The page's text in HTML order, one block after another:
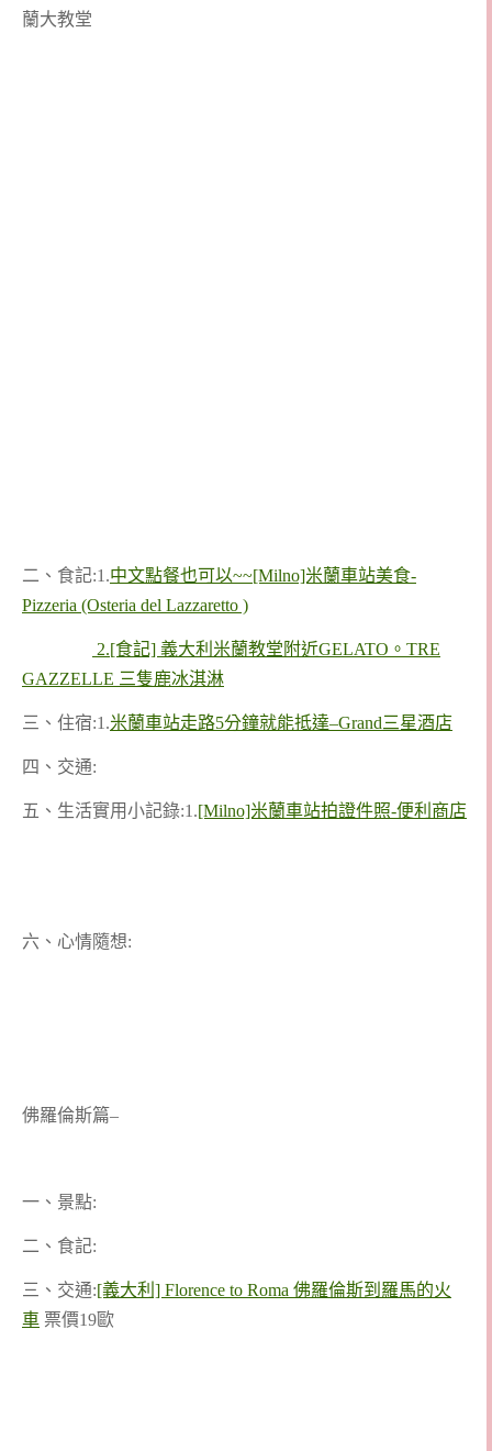
蘭大教堂
二、食記:1.中文點餐也可以~~[Milno]米蘭車站美食-
Pizzeria (Osteria del Lazzaretto )
2.[食記] 義大利米蘭教堂附近GELATO。TRE
GAZZELLE 三隻鹿冰淇淋
三、住宿:1.米蘭車站走路5分鐘就能抵達–Grand三星酒店
四、交通:
五、生活實用小記錄:1.[Milno]米蘭車站拍證件照-便利商店
六、心情隨想:
佛羅倫斯篇–
一、景點:
二、食記:
三、交通:[義大利] Florence to Roma 佛羅倫斯到羅馬的火
車 票價19歐